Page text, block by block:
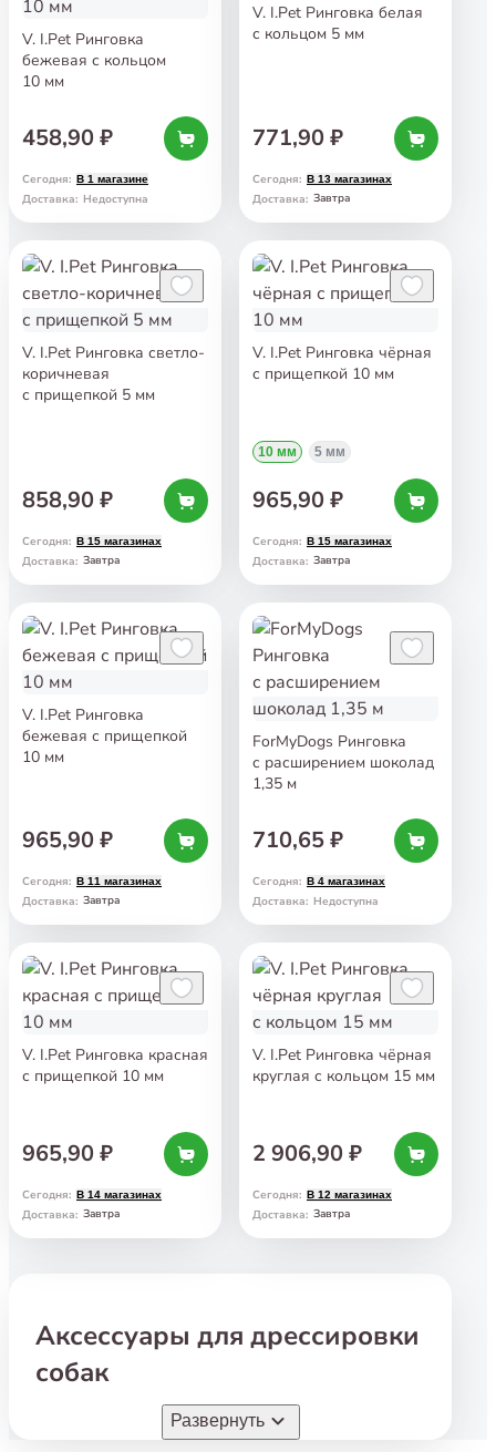
V. I.Pet Ринговка
бежевая с кольцом
10 мм
458,90 ₽
Сегодня: В 1 магазине
Доставка: Недоступна
V. I.Pet Ринговка белая
с кольцом 5 мм
771,90 ₽
Сегодня: В 13 магазинах
Доставка: Завтра
V. I.Pet Ринговка светло-
коричневая
с прищепкой 5 мм
858,90 ₽
Сегодня: В 15 магазинах
Доставка: Завтра
V. I.Pet Ринговка чёрная
с прищепкой 10 мм
10 мм 5 мм
965,90 ₽
Сегодня: В 15 магазинах
Доставка: Завтра
V. I.Pet Ринговка
бежевая с прищепкой
10 мм
965,90 ₽
Сегодня: В 11 магазинах
Доставка: Завтра
ForMyDogs Ринговка
с расширением шоколад
1,35 м
710,65 ₽
Сегодня: В 4 магазинах
Доставка: Недоступна
V. I.Pet Ринговка красная
с прищепкой 10 мм
965,90 ₽
Сегодня: В 14 магазинах
Доставка: Завтра
V. I.Pet Ринговка чёрная
круглая с кольцом 15 мм
2 906,90 ₽
Сегодня: В 12 магазинах
Доставка: Завтра
Аксессуары для дрессировки
собак
Воспитание и дрессировка— важные этапы
в жизни любой собаки. С помощью
Развернуть